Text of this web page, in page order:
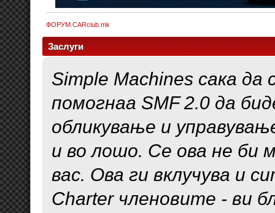
ФОРУМ.CARclub.mk
Заслуги
Simple Machines сака да
помогнаа SMF 2.0 да
обликување и
и во лошо. Се ова не би
вас. Ова ги вклучува и
Charter членовите - ви